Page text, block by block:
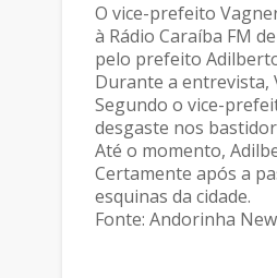
O vice-prefeito
à Rádio Caraíba FM
pelo prefeito
Durante a
Segundo o vice-
desgaste nos
Até o momento,
Certamente após a
esquinas da cidade.
Fonte: Andorinha